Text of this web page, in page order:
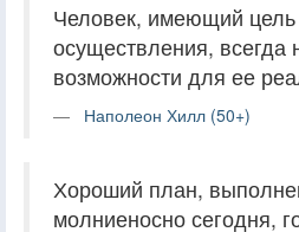
Человек, имеющий
осуществления, всегда
возможности для ее
Наполеон Хилл (50+)
Хороший план,
молниеносно сегодня,